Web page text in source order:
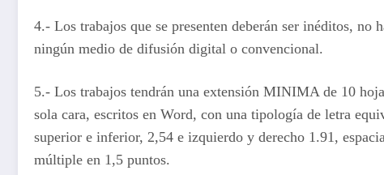
4.- Los trabajos que se presenten deberán ser inéditos,
ningún medio de difusión digital o convencional.
5.- Los trabajos tendrán una extensión MINIMA de 10
sola cara, escritos en Word, con una tipología de letra
superior e inferior, 2,54 e izquierdo y derecho 1.91,
múltiple en 1,5 puntos.